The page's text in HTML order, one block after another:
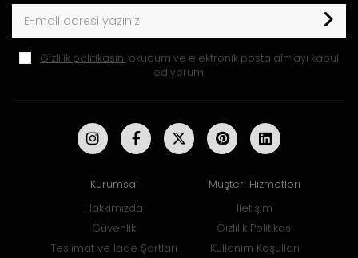
Gizlilik politikasını okudum ve elektronik posta almayı kabul
ediyorum.
Kurumsal
Hakkımızda
Güvenlik
Teslimat ve İade Şartları
Müşteri Hizmetleri
İletişim
Gizlilik Politikası
Kullanım Koşulları